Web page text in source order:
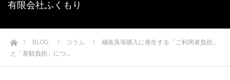
有限会社ふくもり
ホームBLOG コラム
補装具等購入に発生する「ご利用者負担」
と「差額負担」につ…